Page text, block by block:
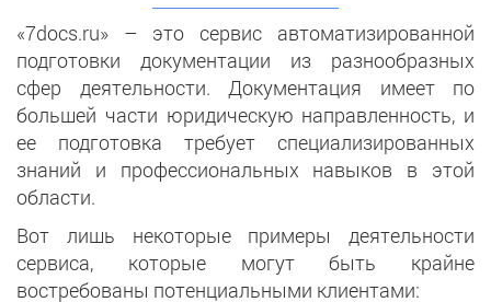
«7docs.ru» – это сервис автоматизированной
подготовки документации из разнообразных
сфер деятельности. Документация имеет по
большей части юридическую направленность, и
ее подготовка требует специализированных
знаний и профессиональных навыков в этой
области.
Вот лишь некоторые примеры деятельности
сервиса, которые могут быть крайне
востребованы потенциальными клиентами: